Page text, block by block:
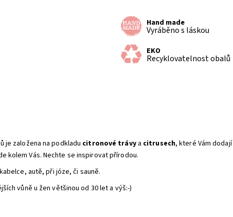
Hand made
Vyráběno s láskou
EKO
Recyklovatelnost obalů
je založena na podkladu citronové trávya citrusech, které Vám dodají
kolem Vás. Nechte se inspirovat přírodou.
autě, při józe, či sauně.
vůně u žen většinou od 30 let a výš:-)